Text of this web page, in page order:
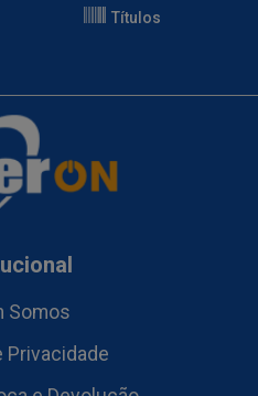
Títulos
Somos
Privacidade